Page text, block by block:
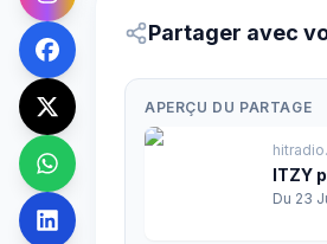
Partager avec
APERÇU DU PARTAGE
ITZY
Du 23